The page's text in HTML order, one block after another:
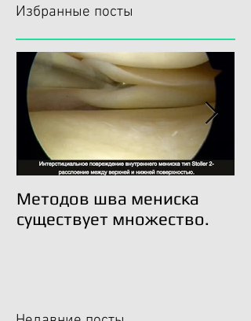
Избранные посты
Методов шва мениска
существует множество.